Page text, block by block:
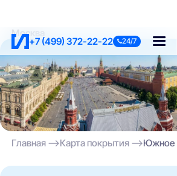
+7 (499) 372-22-22 24/7
Москва
Главная Карта покрытия Южное